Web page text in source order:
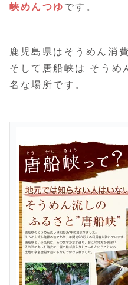
峡めんつゆ です。
鹿児島県はそうめん消
そして唐船峡は そうめ
名な場所です。